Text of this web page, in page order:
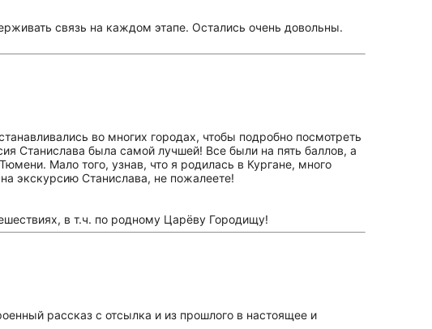
связь на каждом этапе. Остались очень довольны.
во многих городах, чтобы подробно посмотреть
Станислава была самой лучшей! Все были на пять баллов, а
Мало того, узнав, что я родилась в Кургане, много
экскурсию Станислава, не пожалеете!
в т.ч. по родному Царёву Городищу!
рассказ с отсылка и из прошлого в настоящее и